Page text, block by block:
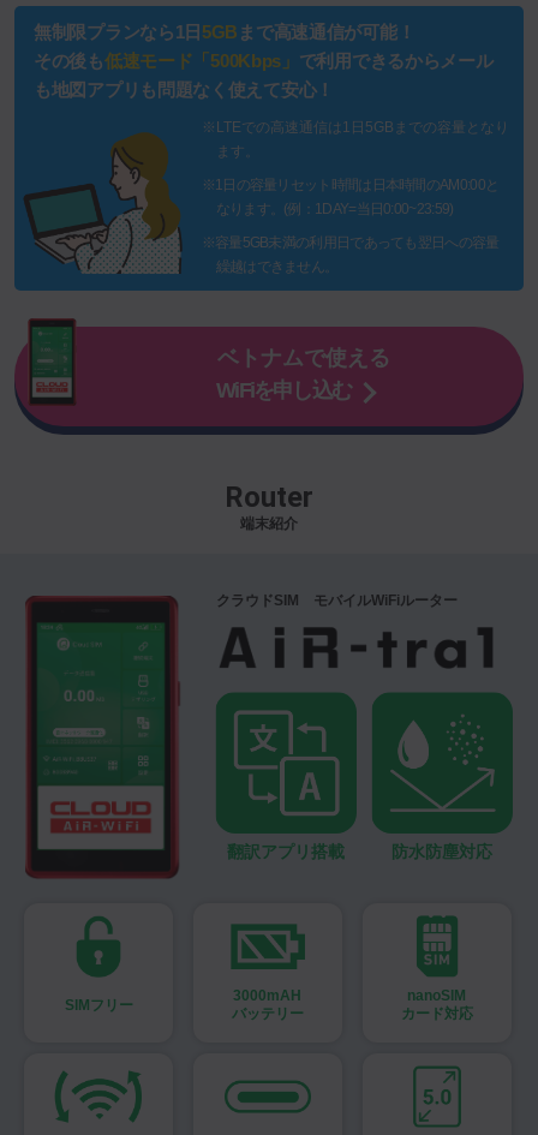
無制限プランなら1日 5GB まで高速通信が可能！
その後も低速モード「500Kbps」 で利用できるからメール
も地図アプリも問題なく使えて安心！
※LTEでの高速通信は1日5GBまでの容量となり
ます。
※1日の容量リセット時間は日本時間のAM0:00と
なります。(例：1DAY=当日0:00~23:59)
※容量5GB未満の利用日であっても翌日への容量
繰越はできません。
ベトナムで使える
WiFiを申し込む
Router
端末紹介
クラウドSIM モバイルWiFiルーター
翻訳アプリ搭載 防水防塵対応
SIMフリー
3000mAH
バッテリー
nanoSIM
カード対応